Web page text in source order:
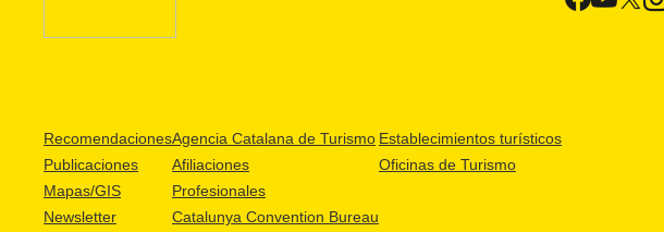
Recomendaciones
Publicaciones
Mapas/GIS
Newsletter
Agencia Catalana de Turismo
Afiliaciones
Profesionales
Catalunya Convention Bureau
Establecimientos turísticos
Oficinas de Turismo